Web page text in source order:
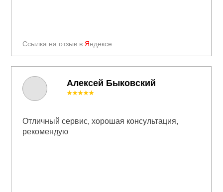
Ссылка на отзыв в Яндексе
Алексей Быковский
★★★★★
Отличный сервис, хорошая консультация,
рекомендую